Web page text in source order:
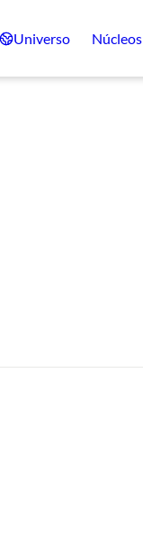
Universo Núcleos